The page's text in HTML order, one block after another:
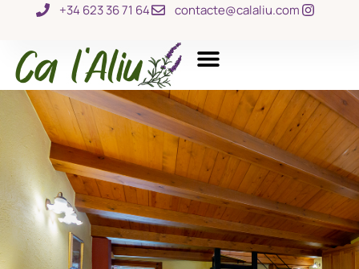
+34 623 36 71 64 contacte@calaliu.com